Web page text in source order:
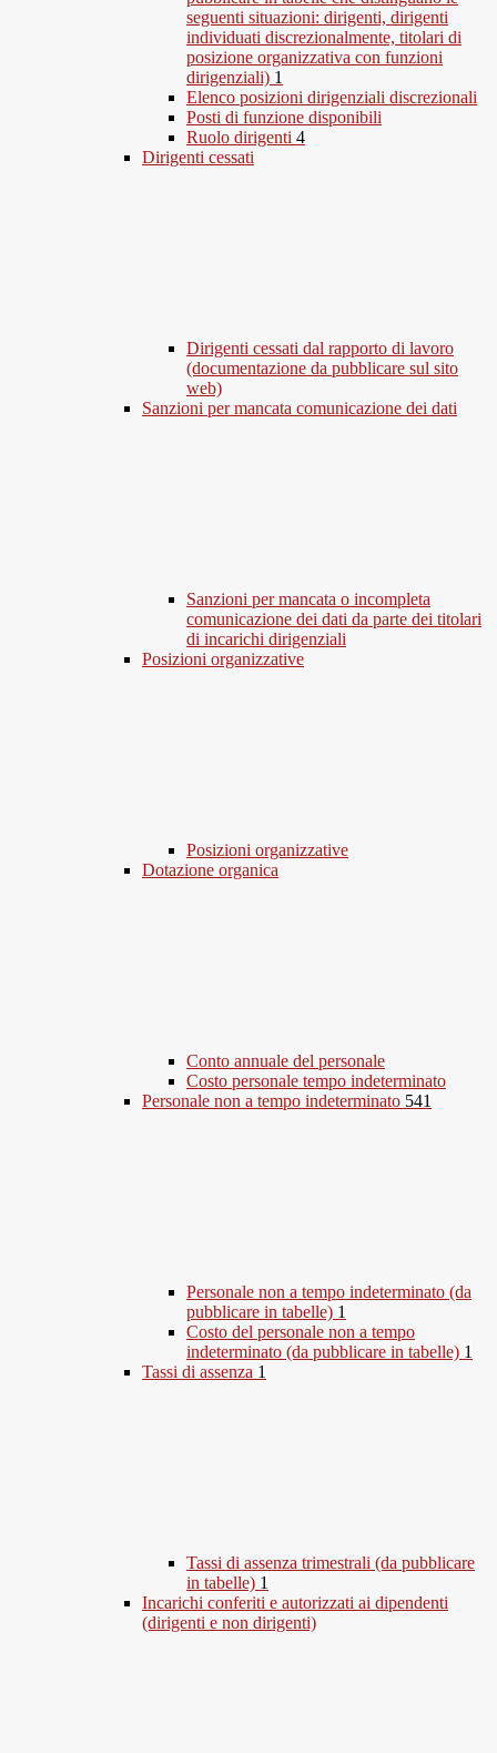
seguenti situazioni: dirigenti, dirigenti
individuati discrezionalmente, titolari di
posizione organizzativa con funzioni
dirigenziali) 1
Elenco posizioni dirigenziali discrezionali
Posti di funzione disponibili
Ruolo dirigenti 4
Dirigenti cessati
Dirigenti cessati dal rapporto di lavoro
(documentazione da pubblicare sul sito
web)
Sanzioni per mancata comunicazione dei dati
Sanzioni per mancata o incompleta
comunicazione dei dati da parte dei titolari
di incarichi dirigenziali
Posizioni organizzative
Posizioni organizzative
Dotazione organica
Conto annuale del personale
Costo personale tempo indeterminato
Personale non a tempo indeterminato 541
Personale non a tempo indeterminato (da
pubblicare in tabelle) 1
Costo del personale non a tempo
indeterminato (da pubblicare in tabelle) 1
Tassi di assenza 1
Tassi di assenza trimestrali (da pubblicare
in tabelle) 1
Incarichi conferiti e autorizzati ai dipendenti
(dirigenti e non dirigenti)